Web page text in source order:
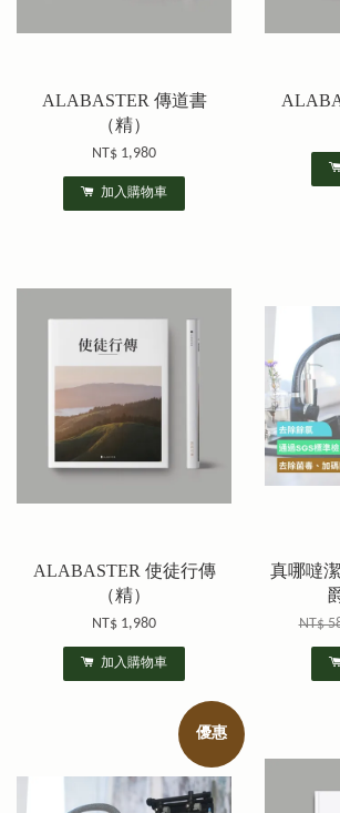
ALABASTER 傳道書
（精）
NT$ 1,980
加入購物車
ALABASTER 使徒行傳
（精）
NT$ 1,980
加入購物車
真哪噠
NT$
優惠